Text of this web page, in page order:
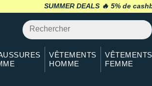
SUMMER DEALS 🔥 5% de
retour 30
VÊTEMENTS
HOMME
VÊTEMENTS
FEMME